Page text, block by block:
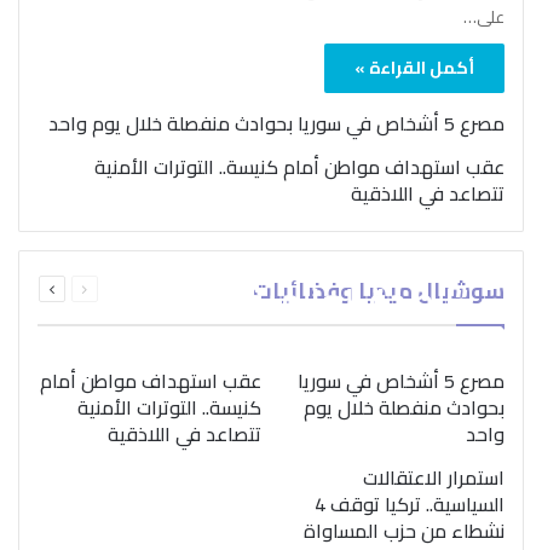
على…
أكمل القراءة »
مصرع 5 أشخاص في سوريا بحوادث منفصلة خلال يوم واحد
عقب استهداف مواطن أمام كنيسة.. التوترات الأمنية
تتصاعد في اللاذقية
سوشيال ميديا وفضائيات الصفحةالصفحة
بمناسبة اليوم الدولي..
“الصحة العالمية” تؤكد
ضرورة اتباع نهج متكامل
لمواجهة إدمان المخدرات
مصرع 5 أشخاص في سوريا
بحوادث منفصلة خلال يوم
واحد
عقب استهداف مواطن أمام
كنيسة.. التوترات الأمنية
تتصاعد في اللاذقية
استمرار الاعتقالات
السياسية.. تركيا توقف 4
نشطاء من حزب المساواة